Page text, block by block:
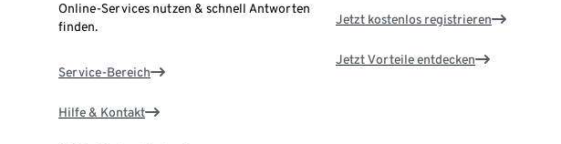
Online-Services nutzen & schnell Antworten
finden.
Service-Bereich
Hilfe & Kontakt
Jetzt kostenlos registrieren
Jetzt Vorteile entdecken